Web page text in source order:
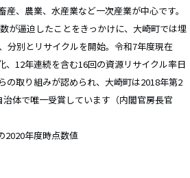
産、農業、水産業など一次産業が中心です。
が逼迫したことをきっかけに、大崎町では埋
分別とリサイクルを開始。令和7年度現在
12年連続を含む16回の資源リサイクル率日
の取り組みが認められ、大崎町は2018年第2
体で唯一受賞しています（内閣官房長官
2020年度時点数値